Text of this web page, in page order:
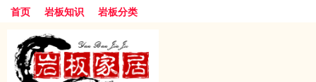
首页 岩板知识 岩板分类